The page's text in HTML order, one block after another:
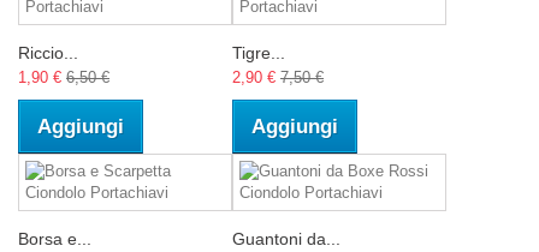
Riccio...
1,90 € 6,50 €
Aggiungi
Tigre...
2,90 € 7,50 €
Aggiungi
Borsa e... Guantoni da...